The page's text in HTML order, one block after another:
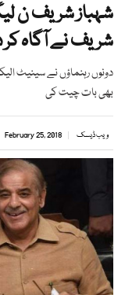
شہباز شریف ن
شریف نے آگاہ کر
دونوں رہنماؤں نے سینیٹ
بھی بات چیت کی
ویب ڈیسک February 25, 2018